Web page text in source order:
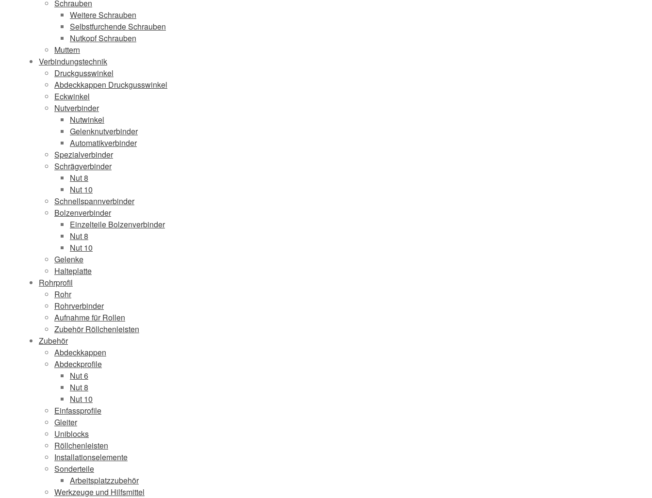
Schrauben
Weitere Schrauben
Selbstfurchende Schrauben
Nutkopf Schrauben
Muttern
Verbindungstechnik
Druckgusswinkel
Abdeckkappen Druckgusswinkel
Eckwinkel
Nutverbinder
Nutwinkel
Gelenknutverbinder
Automatikverbinder
Spezialverbinder
Schrägverbinder
Nut 8
Nut 10
Schnellspannverbinder
Bolzenverbinder
Einzelteile Bolzenverbinder
Nut 8
Nut 10
Gelenke
Halteplatte
Rohrprofil
Rohr
Rohrverbinder
Aufnahme für Rollen
Zubehör Röllchenleisten
Zubehör
Abdeckkappen
Abdeckprofile
Nut 6
Nut 8
Nut 10
Einfassprofile
Gleiter
Uniblocks
Röllchenleisten
Installationselemente
Sonderteile
Arbeitsplatzzubehör
Werkzeuge und Hilfsmittel